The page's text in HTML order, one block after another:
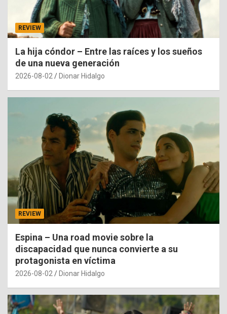
REVIEW
La hija cóndor – Entre las raíces y los sueños
de una nueva generación
2026-08-02 Dionar Hidalgo
REVIEW
Espina – Una road movie sobre la
discapacidad que nunca convierte a su
protagonista en víctima
2026-08-02 Dionar Hidalgo